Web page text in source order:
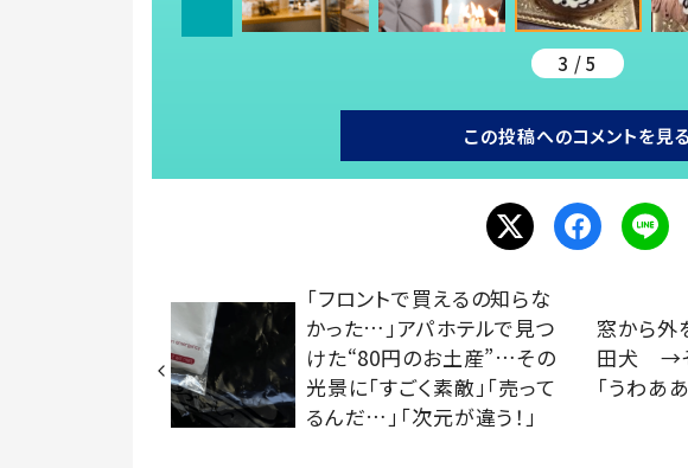
3 / 5
この投稿へのコメントを見る
「フロントで買えるの知らな
かった…」アパホテルで見つ
けた“80円のお土産”…その
光景に「すごく素敵」「売って
るんだ…」「次元が違う！」
窓から外
田犬 →
「うわあ